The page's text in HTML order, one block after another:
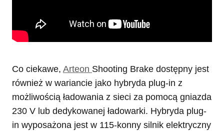
Co ciekawe, Arteon Shooting Brake dostępny jest
również w wariancie jako hybryda plug-in z
możliwością ładowania z sieci za pomocą gniazda
230 V lub dedykowanej ładowarki. Hybryda plug-
in wyposażona jest w 115-konny silnik elektryczny